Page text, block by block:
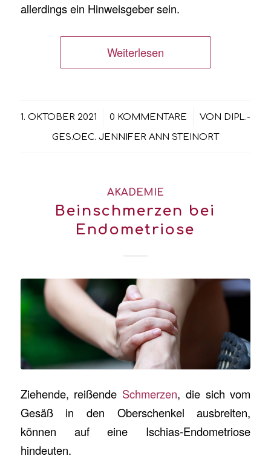
allerdings ein Hinweisgeber sein.
Weiterlesen
1. OKTOBER 2021
/ 0 KOMMENTARE
/ VON DIPL.-
GES.OEC. JENNIFER ANN STEINORT
AKADEMIE
Beinschmerzen bei
Endometriose
Ziehende, reißende Schmerzen, die sich vom
Gesäß in den Oberschenkel ausbreiten,
können auf eine Ischias-Endometriose
hindeuten.